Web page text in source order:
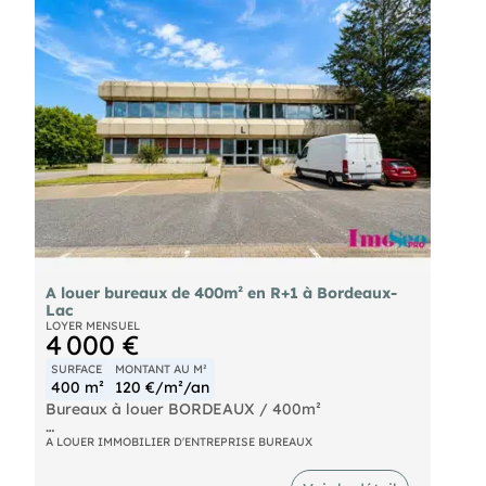
stationnements. Possibilité d'ERP.
A louer bureaux de 400m² en R+1 à Bordeaux-
Lac
LOYER MENSUEL
4 000 €
SURFACE
400 m²
MONTANT AU M²
120 €/m²/an
Bureaux à louer BORDEAUX / 400m²
Situés au cœur du secteur tertiaire de Bordeaux-
transports en commun (tramway ligne C et bus)
A LOUER IMMOBILIER D'ENTREPRISE BUREAUX